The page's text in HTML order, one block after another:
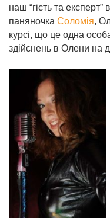
наш “гість та
паняночка Соломія,
курсі, що це одна
здійснень в Олени на